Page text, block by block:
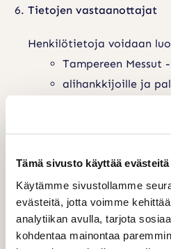
Tämä sivusto käyttää evästeitä
Käytämme sivustollamme
evästeitä, jotta voimme
analytiikan avulla, tarjota
kohdentaa mainontaa
Tietojen vastaanottajat
Henkilötietoja voidaan
Tampereen Messut
alihankkijoille ja
rintamerkin
tai
kutsun kautta